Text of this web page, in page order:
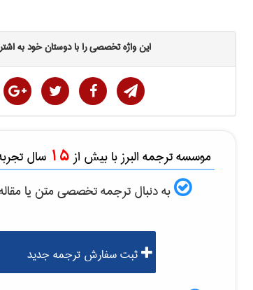
این واژه تخصصی را با دوستان خود به
موسسه ترجمه البرز با بیش از 15 سال
به دنبال ترجمه تخصصی متن یا
ثبت سفارش ترجمه جدید